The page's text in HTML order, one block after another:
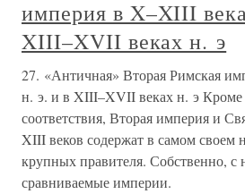
империя в X–XIII
XIII–XVII веках н. э
27. «Античная» Вторая Римская
н. э. и в XIII–XVII веках н. э
соответствия, Вторая империя и
XIII веков содержат в самом своем
крупных правителя. Собственно, с
сравниваемые империи.